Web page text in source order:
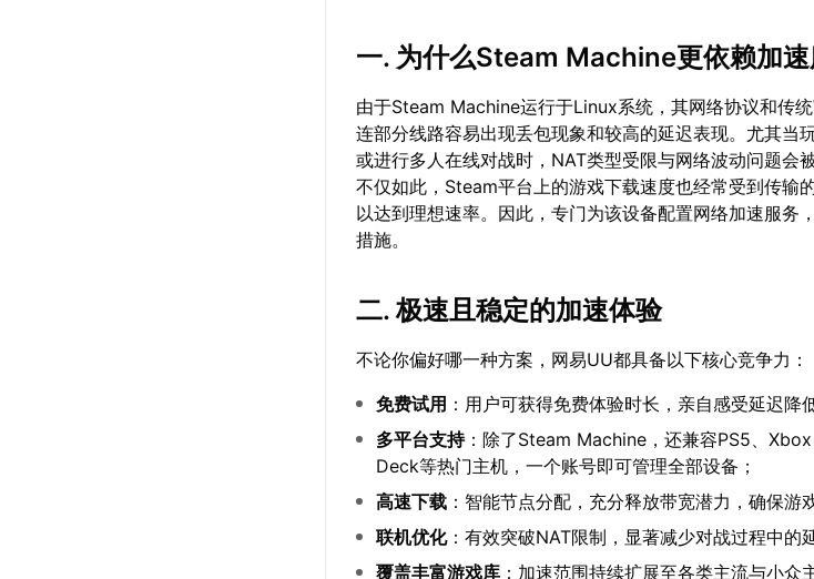
一. 为什么Steam Machine更依赖加速
由于Steam Machine运行于Linux系统，其网络协议和传
连部分线路容易出现丢包现象和较高的延迟表现。尤其当
或进行多人在线对战时，NAT类型受限与网络波动问题会
不仅如此，Steam平台上的游戏下载速度也经常受到传输
以达到理想速率。因此，专门为该设备配置网络加速服务
措施。
二. 极速且稳定的加速体验
不论你偏好哪一种方案，网易UU都具备以下核心竞争力：
免费试用 ：用户可获得免费体验时长，亲自感受延迟降
多平台支持：除了Steam Machine，还兼容PS5、
Deck等热门主机，一个账号即可管理全部设备；
高速下载 ：智能节点分配，充分释放带宽潜力，确保游
联机优化：有效突破NAT限制，显著减少对战过程中的
覆盖丰富游戏库 ：加速范围持续扩展至各类主流与小